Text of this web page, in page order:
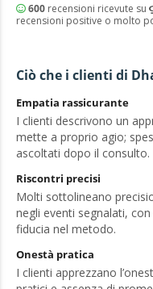
600recensioni ricevute su
recensioni positive o molto
Ciò che i clienti di
Empatia rassicurante
I clienti descrivono un
mette a proprio agio;
ascoltati dopo il consulto.
Riscontri precisi
Molti sottolineano
negli eventi segnalati,
fiducia nel metodo.
Onestà pratica
I clienti apprezzano